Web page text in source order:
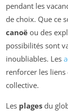
pendant les
de choix. Que ce
canoë ou des
possibilités sont
inoubliables. Les
renforcer les
collective.
Les plages du